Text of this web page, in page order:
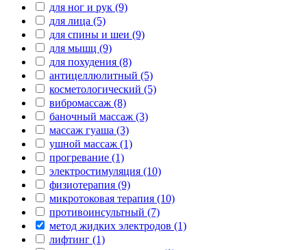
для ног и рук (9)
для лица (5)
для спины и шеи (9)
для мышц (9)
для похудения (8)
антицеллюлитный (5)
косметологический (5)
вибромассаж (8)
баночный массаж (3)
массаж гуаша (3)
ушной массаж (1)
прогревание (1)
электростимуляция (10)
физиотерапия (9)
микротоковая терапия (10)
противоинсультный (7)
метод жидких электродов (1)
лифтинг (1)